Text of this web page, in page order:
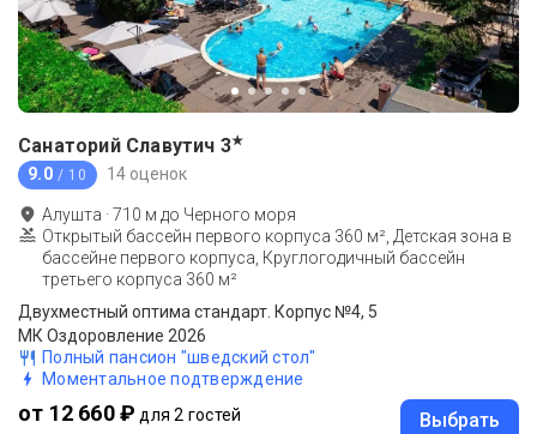
Санаторий Славутич 3★
9.0 / 10 14 оценок
Алушта ·710 м до Черного моря
Открытый бассейн первого корпуса 360 м², Детская зона в
бассейне первого корпуса, Круглогодичный бассейн
третьего корпуса 360 м²
Двухместный оптима стандарт. Корпус №4, 5
МК Оздоровление 2026
Полный пансион "шведский стол"
Моментальное подтверждение
от 12 660 ₽ для 2 гостей Выбрать